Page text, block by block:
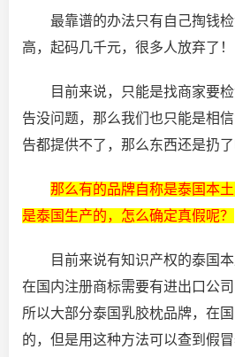
最靠谱的办法只有自己掏钱
高，起码几千元，很多人放弃了！
目前来说，只能是找商家要
告没问题，那么我们也只能是相
告都提供不了，那么东西还是扔了
那么有的品牌自称是泰国本
是泰国生产的，怎么确定真假呢？
目前来说有知识产权的泰国
在国内注册商标需要有进出口公司
所以大部分泰国乳胶枕品牌，在
的，但是用这种方法可以查到假